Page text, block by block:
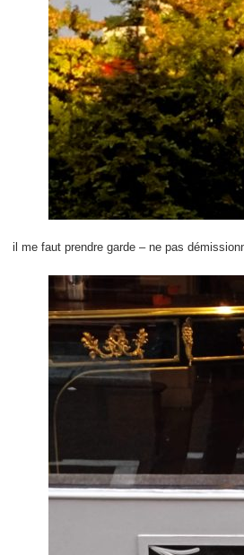
il me faut prendre garde – ne pas